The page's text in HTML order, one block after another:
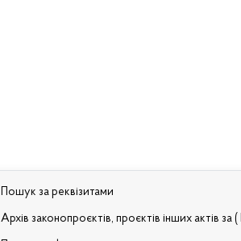
Пошук за реквізитами
Архів законопроєктів, проєктів інших актів за (